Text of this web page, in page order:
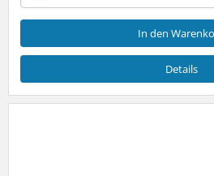
In den
Details